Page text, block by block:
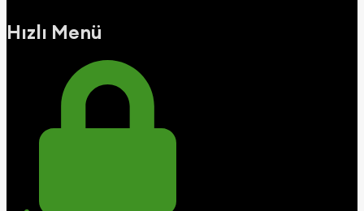
Hızlı Menü